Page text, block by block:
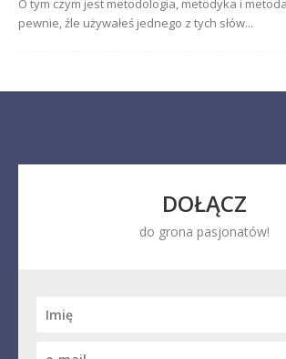
O tym czym jest metodologia, metodyka i
pewnie, źle używałeś jednego z tych słów...
DOŁĄCZ
do grona pasjonatów!